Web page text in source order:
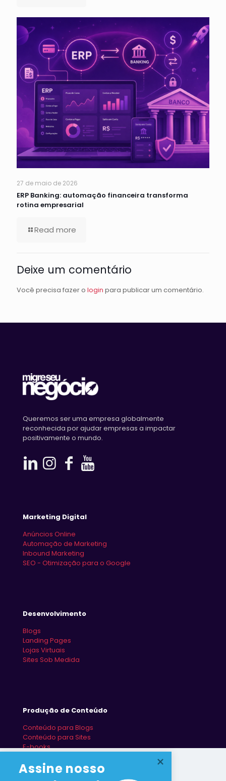
27 de maio de 2026
ERP Banking: automação financeira transforma
rotina empresarial
Read more
Deixe um comentário
Você precisa fazer o login para publicar um comentário.
Queremos ser uma empresa globalmente
reconhecida por ajudar empresas a impactar
positivamente o mundo.
Marketing Digital
Anúncios Online
Automação de Marketing
Inbound Marketing
SEO - Otimização para o Google
Desenvolvimento
Blogs
Landing Pages
Lojas Virtuais
Sites Sob Medida
Produção de Conteúdo
Conteúdo para Blogs
Conteúdo para Sites
E-books
Assine nosso